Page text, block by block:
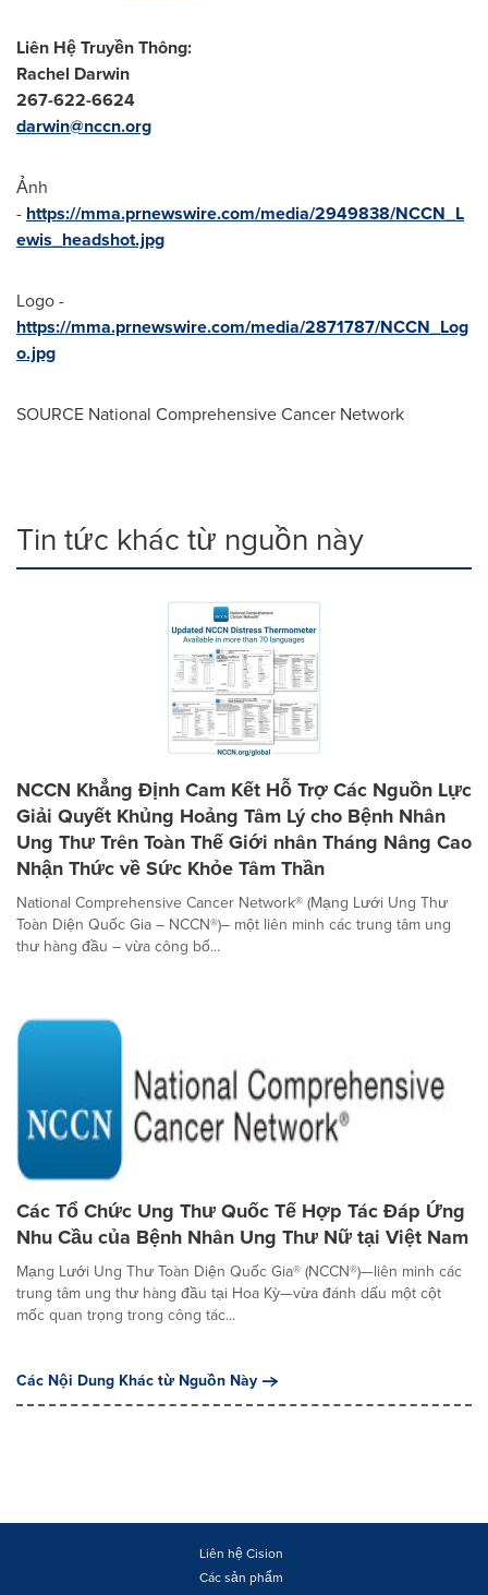
Liên Hệ Truyền Thông:
Rachel Darwin
267-622-6624
darwin@nccn.org
Ảnh
- https://mma.prnewswire.com/media/2949838/NCCN_L
ewis_headshot.jpg
Logo -
https://mma.prnewswire.com/media/2871787/NCCN_Log
o.jpg
SOURCE National Comprehensive Cancer Network
Tin tức khác từ nguồn này
NCCN Khẳng Định Cam Kết Hỗ Trợ Các Nguồn Lực
Giải Quyết Khủng Hoảng Tâm Lý cho Bệnh Nhân
Ung Thư Trên Toàn Thế Giới nhân Tháng Nâng Cao
Nhận Thức về Sức Khỏe Tâm Thần
National Comprehensive Cancer Network® (Mạng Lưới Ung Thư
Toàn Diện Quốc Gia – NCCN®)– một liên minh các trung tâm ung
thư hàng đầu – vừa công bố...
Các Tổ Chức Ung Thư Quốc Tế Hợp Tác Đáp Ứng
Nhu Cầu của Bệnh Nhân Ung Thư Nữ tại Việt Nam
Mạng Lưới Ung Thư Toàn Diện Quốc Gia® (NCCN®)—liên minh các
trung tâm ung thư hàng đầu tại Hoa Kỳ—vừa đánh dấu một cột
mốc quan trọng trong công tác...
Các Nội Dung Khác từ Nguồn Này
Liên hệ Cision
Các sản phẩm